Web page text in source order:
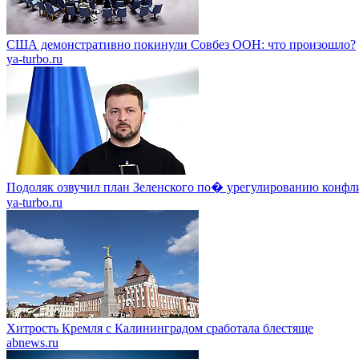
США демонстративно покинули Совбез ООН: что произошло?
ya-turbo.ru
Подоляк озвучил план Зеленского по� урегулированию
ya-turbo.ru
Хитрость Кремля с Калининградом сработала блестяще
abnews.ru